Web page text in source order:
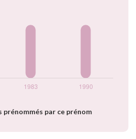
prénommés par ce prénom